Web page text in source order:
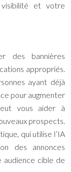
et votre
des bannières
appropriés.
ayant déjà
pour augmenter
vous aider à
prospects.
qui utilise l’IA
des annonces
audience cible de